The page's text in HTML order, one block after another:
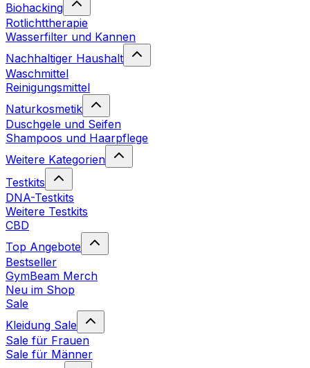
Biohacking
Rotlichttherapie
Wasserfilter und Kannen
Nachhaltiger Haushalt
Waschmittel
Reinigungsmittel
Naturkosmetik
Duschgele und Seifen
Shampoos und Haarpflege
Weitere Kategorien
Testkits
DNA-Testkits
Weitere Testkits
CBD
Top Angebote
Bestseller
GymBeam Merch
Neu im Shop
Sale
Kleidung Sale
Sale für Frauen
Sale für Männer